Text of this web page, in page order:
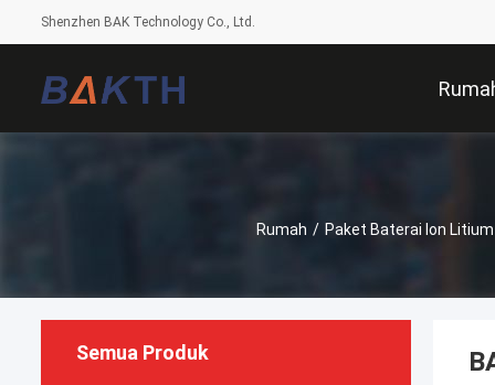
Shenzhen BAK Technology Co., Ltd.
Rumah / Paket Baterai Ion Litium
Semua Produk